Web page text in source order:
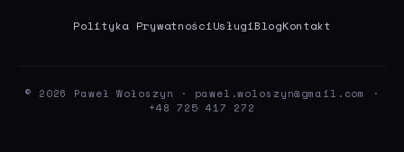
Polityka PrywatnościUsługiBlogKontakt
© 2026 Paweł Wołoszyn · pawel.woloszyn@gmail.com
·
+48 725 417 272